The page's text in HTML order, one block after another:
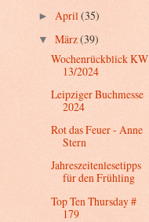
► April(35)
▼ März(39)
Wochenrückblick KW
13/2024
Leipziger Buchmesse
2024
Rot das Feuer - Anne
Stern
Jahreszeitenlesetipps
für den Frühling
Top Ten Thursday #
179